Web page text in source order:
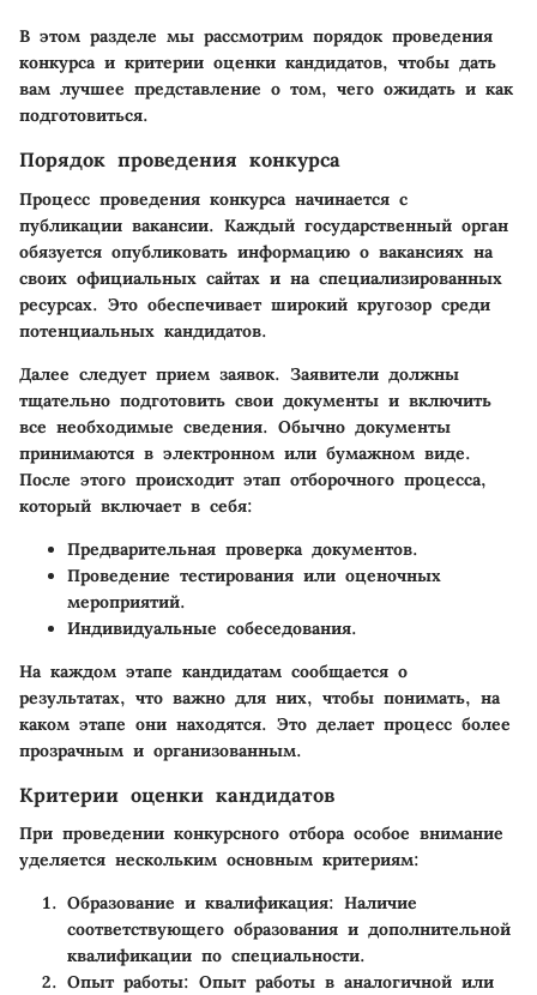
В этом разделе мы рассмотрим порядок проведения
конкурса и критерии оценки кандидатов, чтобы дать
вам лучшее представление о том, чего ожидать и как
подготовиться.
Порядок проведения конкурса
Процесс проведения конкурса начинается с
публикации вакансии. Каждый государственный орган
обязуется опубликовать информацию о вакансиях на
своих официальных сайтах и на специализированных
ресурсах. Это обеспечивает широкий кругозор среди
потенциальных кандидатов.
Далее следует прием заявок. Заявители должны
тщательно подготовить свои документы и включить
все необходимые сведения. Обычно документы
принимаются в электронном или бумажном виде.
После этого происходит этап отборочного процесса,
который включает в себя:
Предварительная проверка документов.
Проведение тестирования или оценочных
мероприятий.
Индивидуальные собеседования.
На каждом этапе кандидатам сообщается о
результатах, что важно для них, чтобы понимать, на
каком этапе они находятся. Это делает процесс более
прозрачным и организованным.
Критерии оценки кандидатов
При проведении конкурсного отбора особое внимание
уделяется нескольким основным критериям:
Образование и квалификация: Наличие
соответствующего образования и дополнительной
квалификации по специальности.
Опыт работы: Опыт работы в аналогичной или